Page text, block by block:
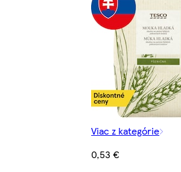
Viac z kategórie
0,53 €